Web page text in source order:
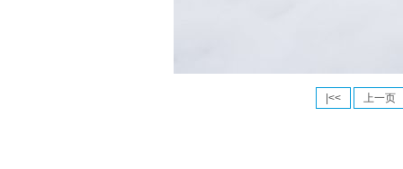
|<< 上一页